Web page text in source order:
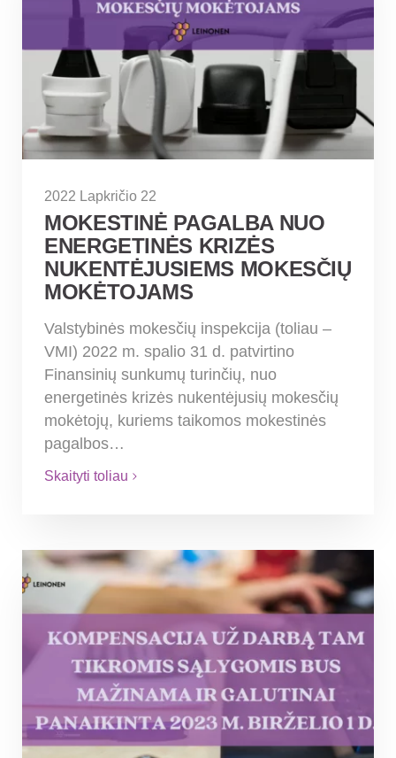
2022 Lapkričio 22
MOKESTINĖ PAGALBA NUO
ENERGETINĖS KRIZĖS
NUKENTĖJUSIEMS MOKESČIŲ
MOKĖTOJAMS
Valstybinės mokesčių inspekcija (toliau –
VMI) 2022 m. spalio 31 d. patvirtino
Finansinių sunkumų turinčių, nuo
energetinės krizės nukentėjusių mokesčių
mokėtojų, kuriems taikomos mokestinės
pagalbos…
Skaityti toliau